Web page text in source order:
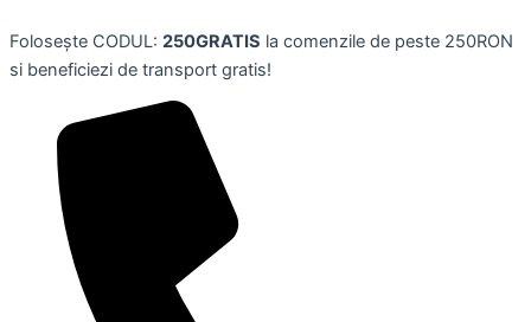
to
content
Folosește CODUL: 250GRATIS la comenzile de peste 250RON
si beneficiezi de transport gratis!
pe
numere
cu
5D,tema
BUDHA,40x50
cm,DCIDBEI
quantity